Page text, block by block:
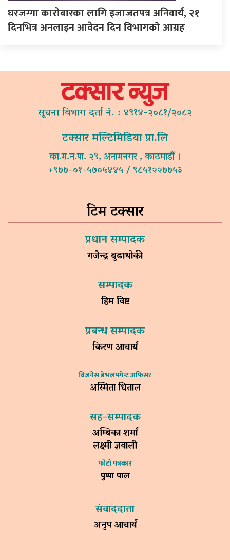
घरजग्गा कारोबारका लागि इजाजतपत्र अनिवार्य, २१
दिनभित्र अनलाइन आवेदन दिन विभागको आग्रह
सूचना विभाग दर्ता नं. : ४९१४-२०८१/२०८२
टक्सार मल्टिमिडिया प्रा.लि
का.म.न.पा. २९, अनामनगर , काठमाडौं ।
+९७७-०१-५७०५४४५ / ९८५१२२७७५३
टिम टक्सार
प्रधान सम्पादक
गजेन्द्र बुढाथोकी
सम्पादक
हिम विष्ट
प्रबन्ध सम्पादक
किरण आचार्य
विजनेस डेभलपमेन्ट अफिसर
अस्मिता धिताल
सह–सम्पादक
अम्बिका शर्मा
लक्ष्मी ज्ञवाली
फोटो पत्रकार
पुष्पा पाल
संवाददाता
अनुप आचार्य